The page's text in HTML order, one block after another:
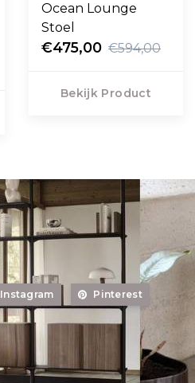
Ocean Lounge
Stoel
€475,00 €594,00
Bekijk Product
Instagram Pinterest